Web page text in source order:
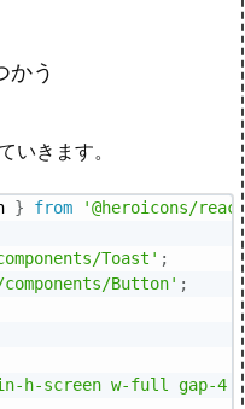
かう
いきます。
} from
'@heroicons/
Toast' ;
Button' ;
h-screen w-full gap-